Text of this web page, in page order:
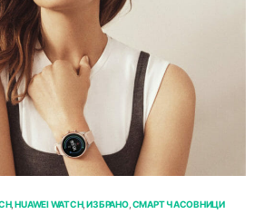
HUAWEI WATCH ИЗБРАНО СМАРТ ЧАСОВНИЦИ